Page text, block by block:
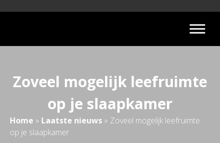
Zoveel mogelijk leefruimte
op je slaapkamer
Home » Laatste nieuws » Zoveel mogelijk leefruimte
op je slaapkamer